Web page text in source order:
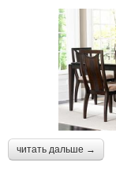
читать дальше →